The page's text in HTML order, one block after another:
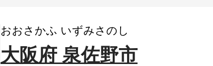
おおさかふ いずみさのし
大阪府 泉佐野市